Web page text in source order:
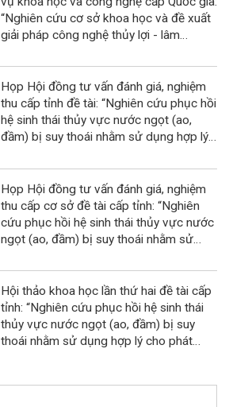
“Nghiên cứu cơ sở khoa học và đề xuất
giải pháp công nghệ thủy lợi - lâm
rừng ngập mặn tại Khu dự trữ sinh
quyển sông Hồng”
Họp Hội đồng tư vấn đánh giá, nghiệm
thu cấp tỉnh đề tài: “Nghiên cứu phục hồi
hệ sinh thái thủy vực nước ngọt (ao,
đầm) bị suy thoái nhằm sử dụng hợp lý
nhỏ tỉnh Ninh Bình”
Họp Hội đồng tư vấn đánh giá, nghiệm
thu cấp cơ sở đề tài cấp tỉnh: “Nghiên
cứu phục hồi hệ sinh thái thủy vực nước
ngọt (ao, đầm) bị suy thoái nhằm sử
kinh tế quy mô nhỏ tỉnh Ninh Bình”
Hội thảo khoa học lần thứ hai đề tài cấp
tỉnh: “Nghiên cứu phục hồi hệ sinh thái
thủy vực nước ngọt (ao, đầm) bị suy
thoái nhằm sử dụng hợp lý cho phát